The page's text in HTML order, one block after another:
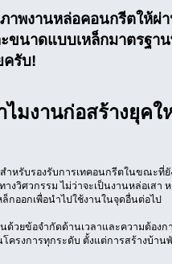
พงานหล่อคอนกรีตให้ผ่
ขนาดแบบเหล็กมาตรฐา
ครับ!
มงานก่อสร้างยุคใ
หรับรองรับการเทคอนกรีตในขณะที่ยั
งวิศวกรรม ไม่ว่าจะเป็นงานหล่อเสา
กออกเพื่อนำไปใช้งานในจุดอื่นต่อไป
วยข้อจำกัดด้านเวลาและความต้องก
รงการทุกระดับ ตั้งแต่การสร้างบ้าน